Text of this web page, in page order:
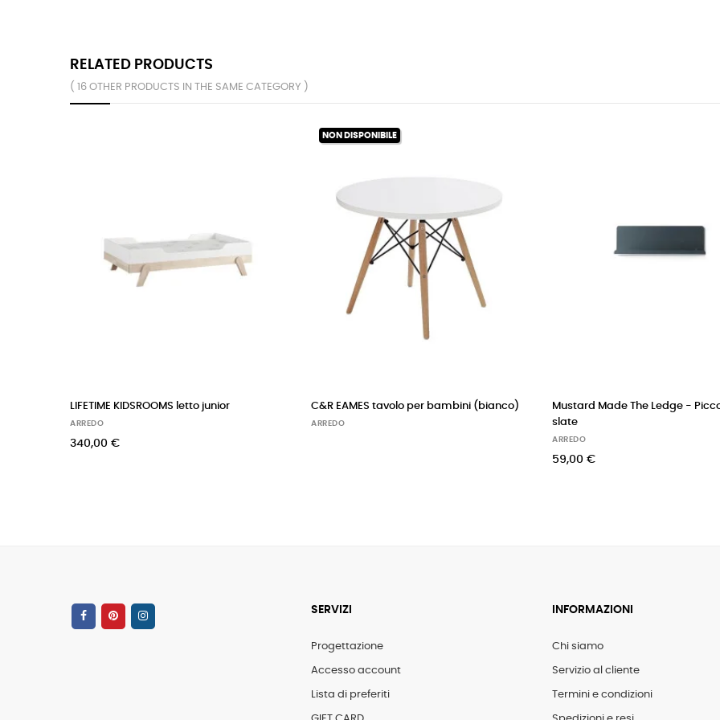
RELATED PRODUCTS
( 16 OTHER PRODUCTS IN THE SAME CATEGORY )
LIFETIME KIDSROOMS letto junior
ARREDO
340,00 €
NON DISPONIBILE
C&R EAMES tavolo per bambini (bianco)
ARREDO
Mustard Made The Ledge -
slate
ARREDO
59,00 €
SERVIZI
Progettazione
Accesso account
Lista di preferiti
INFORMAZIONI
Chi siamo
Servizio al cliente
Termini e condizioni